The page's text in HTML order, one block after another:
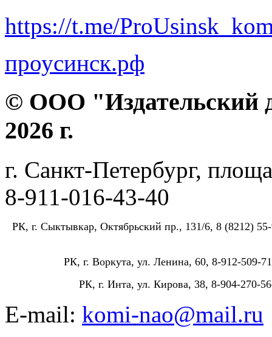
https://t.me/
проусинск.рф
© ООО "Издательский
2026 г.
г. Санкт-Петербург,
8-911-016-43-40
РК, г. Сыктывкар, Октябрьский пр., 131/6, 8 (8212)
РК, г. Воркута, ул. Ленина, 60, 8-912-509-
РК, г. Инта, ул. Кирова, 38, 8-904-270-
E-mail: komi-nao@mail.ru